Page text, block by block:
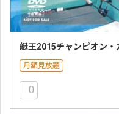
艇王2015チャンピオン
月額見放題
0